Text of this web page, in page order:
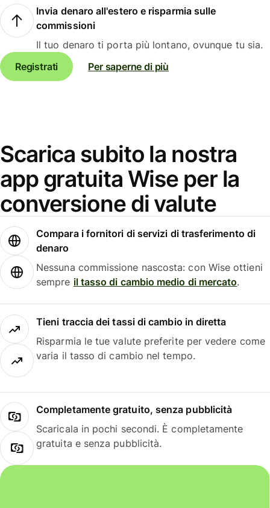
Invia denaro all'estero e risparmia sulle
commissioni
Il tuo denaro ti porta più lontano, ovunque tu sia.
Registrati
Per saperne di più
Scarica subito la nostra
app gratuita Wise per la
conversione di valute
Compara i fornitori di servizi di trasferimento di
denaro
Nessuna commissione nascosta: con Wise ottieni
sempre il tasso di cambio medio di mercato.
Tieni traccia dei tassi di cambio in diretta
Risparmia le tue valute preferite per vedere come
varia il tasso di cambio nel tempo.
Completamente gratuito, senza pubblicità
Scaricala in pochi secondi. È completamente
gratuita e senza pubblicità.